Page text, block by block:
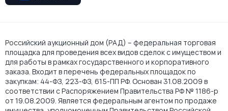
Российский аукционный дом (РАД) – федеральная торговая
площадка для проведения всех видов сделок с имуществом и
для работы в рамках государственного и корпоративного
заказа. Входит в перечень федеральных площадок по
закупкам: 44-ФЗ, 223-ФЗ, 615-ПП РФ. Основан 31.08.2009 в
соответствии с Распоряжением Правительства РФ № 1186-р
от 19.08.2009. Является федеральным агентом по продаже